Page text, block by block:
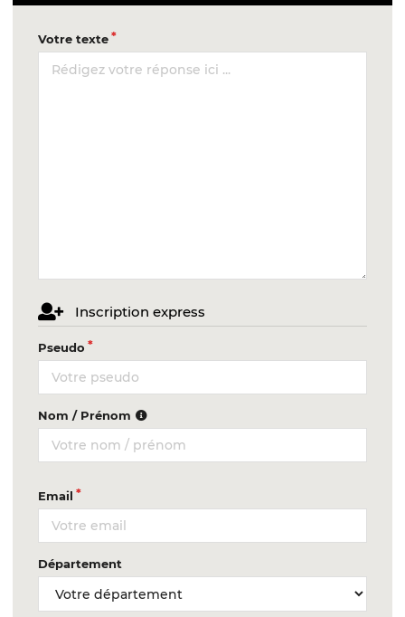
Votre texte
Inscription express
Pseudo
Nom / Prénom
Email
Département